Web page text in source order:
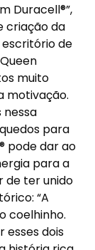
Duracell®”,
criação da
de
muito
motivação.
nessa
para
pode dar ao
para a
de ter unido
“A
coelhinho.
esses dois